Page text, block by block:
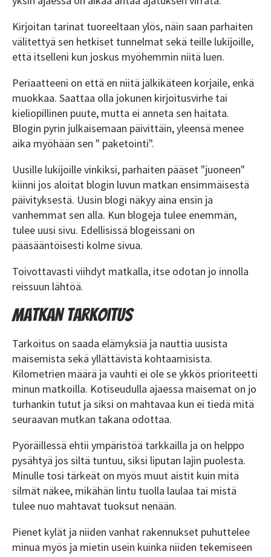
Kirjoitan tarinat tuoreeltaan ylös, näin saan parhaiten
välitettyä sen hetkiset tunnelmat sekä teille lukijoille,
että itselleni kun joskus myöhemmin niitä luen.
Periaatteeni on että en niitä jälkikäteen korjaile, enkä
muokkaa. Saattaa olla jokunen kirjoitusvirhe tai
kieliopillinen puute, mutta ei anneta sen haitata.
Blogin pyrin julkaisemaan päivittäin, yleensä menee
aika myöhään sen " paketointi".
Uusille lukijoille vinkiksi, parhaiten pääset "juoneen"
kiinni jos aloitat blogin luvun matkan ensimmäisestä
päivityksestä. Uusin blogi näkyy aina ensin ja
vanhemmat sen alla. Kun blogeja tulee enemmän,
tulee uusi sivu. Edellisissä blogeissani on
pääsääntöisesti kolme sivua.
Toivottavasti viihdyt matkalla, itse odotan jo innolla
reissuun lähtöä.
Matkan tarkoitus
Tarkoitus on saada elämyksiä ja nauttia uusista
maisemista sekä yllättävistä kohtaamisista.
Kilometrien määrä ja vauhti ei ole se ykkös prioriteetti
minun matkoilla. Kotiseudulla ajaessa maisemat on jo
turhankin tutut ja siksi on mahtavaa kun ei tiedä mitä
seuraavan mutkan takana odottaa.
Pyöräillessä ehtii ympäristöä tarkkailla ja on helppo
pysähtyä jos siltä tuntuu, siksi liputan lajin puolesta.
Minulle tosi tärkeät on myös muut aistit kuin mitä
silmät näkee, mikähän lintu tuolla laulaa tai mistä
tulee nuo mahtavat tuoksut nenään.
Pienet kylät ja niiden vanhat rakennukset puhuttelee
minua myös ja mietin usein kuinka niiden tekemiseen